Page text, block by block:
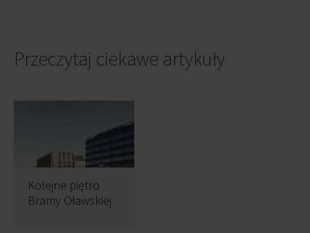
Przeczytaj ciekawe artykuły
Kolejne piętro
Bramy Oławskiej